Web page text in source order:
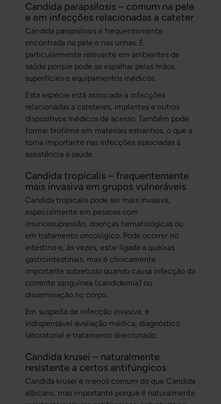
Candida parapsilosis – comum na pele
e em infecções relacionadas a cateter
Candida parapsilosisé frequentemente
encontrada na pele e nas unhas. É
particularmente relevante em ambientes de
saúde porque pode se espalhar pelas mãos,
superfícies e equipamentos médicos.
Esta espécie está associada a infecções
relacionadas a cateteres, implantes e outros
dispositivos médicos de acesso. Também pode
formar biofilme em materiais estranhos, o que a
torna importante nas infecções associadas à
assistência à saúde.
Candida tropicalis – frequentemente
mais invasiva em grupos vulneráveis
Candida tropicalispode ser mais invasiva,
especialmente em pessoas com
imunossupressão, doenças hematológicas ou
em tratamento oncológico. Pode ocorrer no
intestino e, às vezes, estar ligada a queixas
gastrointestinais, mas é clinicamente
importante sobretudo quando causa infecção da
corrente sanguínea (candidemia) ou
disseminação no corpo.
Em suspeita de infecção invasiva, é
indispensável avaliação médica, diagnóstico
laboratorial e tratamento direcionado.
Candida krusei – naturalmente
resistente a certos antifúngicos
Candida krusei é menos comum do que Candida
albicans, mas importante porque é naturalmente